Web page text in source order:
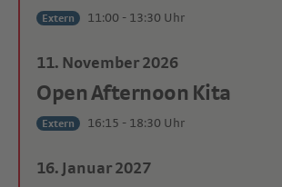
Extern 11:00 - 13:30 Uhr
11. November 2026
Open Afternoon Kita
Extern 16:15 - 18:30 Uhr
16. Januar 2027